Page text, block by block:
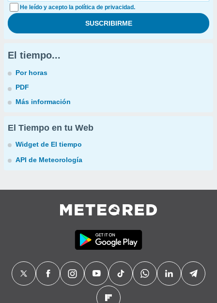
He leído y acepto la política de privacidad.
El tiempo...
Por horas
PDF
Más información
El Tiempo en tu Web
Widget de El tiempo
API de Meteorología